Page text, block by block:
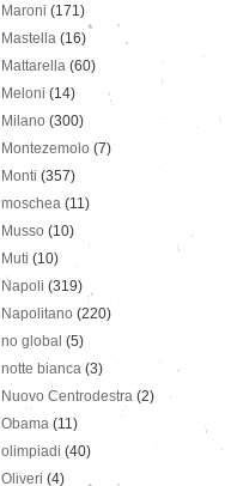
Maroni (171)
Mastella (16)
Mattarella (60)
Meloni (14)
Milano (300)
Montezemolo (7)
Monti (357)
moschea (11)
Musso (10)
Muti (10)
Napoli (319)
Napolitano (220)
no global (5)
notte bianca (3)
Nuovo Centrodestra (2)
Obama (11)
olimpiadi (40)
Oliveri (4)